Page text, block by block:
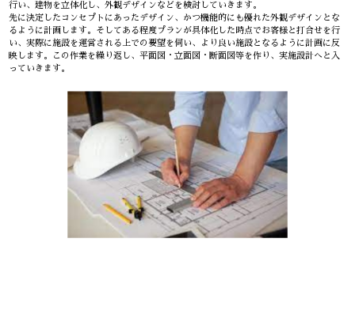
行い、建物を立体化し、外観デザインなどを検討していきます。
先に決定したコンセプトにあったデザイン、かつ機能的にも優れた外観デザインとな
るように計画します。そしてある程度プランが具体化した時点でお客様と打合せを行
い、実際に施設を運営される上での要望を伺い、より良い施設となるように計画に反
映します。この作業を繰り返し、平面図・立面図・断面図等を作り、実施設計へと入
っていきます。